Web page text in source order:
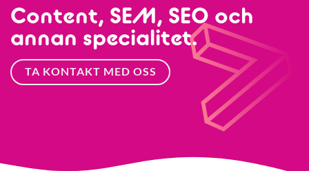
Content, SEM, SEO och
annan specialitet.
TA KONTAKT MED OSS